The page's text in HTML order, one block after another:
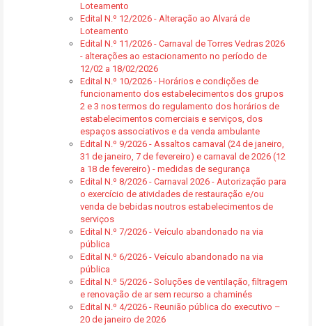
Loteamento
Edital N.º 12/2026 - Alteração ao Alvará de
Loteamento
Edital N.º 11/2026 - Carnaval de Torres Vedras 2026
- alterações ao estacionamento no período de
12/02 a 18/02/2026
Edital N.º 10/2026 - Horários e condições de
funcionamento dos estabelecimentos dos grupos
2 e 3 nos termos do regulamento dos horários de
estabelecimentos comerciais e serviços, dos
espaços associativos e da venda ambulante
Edital N.º 9/2026 - Assaltos carnaval (24 de janeiro,
31 de janeiro, 7 de fevereiro) e carnaval de 2026 (12
a 18 de fevereiro) - medidas de segurança
Edital N.º 8/2026 - Carnaval 2026 - Autorização para
o exercício de atividades de restauração e/ou
venda de bebidas noutros estabelecimentos de
serviços
Edital N.º 7/2026 - Veículo abandonado na via
pública
Edital N.º 6/2026 - Veículo abandonado na via
pública
Edital N.º 5/2026 - Soluções de ventilação, filtragem
e renovação de ar sem recurso a chaminés
Edital N.º 4/2026 - Reunião pública do executivo –
20 de janeiro de 2026